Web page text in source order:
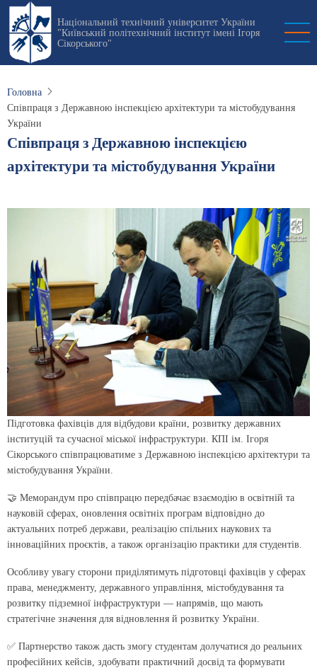
Перейти
основного
вмісту
Національний технічний університет України
"Київський політехнічний інститут імені Ігоря
Сікорського"
Головна
Співпраця з Державною інспекцією архітектури та містобудування
України
Співпраця з Державною інспекцією
архітектури та містобудування України
Підготовка фахівців для відбудови країни, розвитку державних
інституцій та сучасної міської інфраструктури. КПІ ім. Ігоря
Сікорського співпрацюватиме з Державною інспекцією архітектури та
містобудування України.
🤝 Меморандум про співпрацю передбачає взаємодію в освітній та
науковій сферах, оновлення освітніх програм відповідно до
актуальних потреб держави, реалізацію спільних наукових та
інноваційних проєктів, а також організацію практики для студентів.
Особливу увагу сторони приділятимуть підготовці фахівців у сферах
права, менеджменту, державного управління, містобудування та
розвитку підземної інфраструктури — напрямів, що мають
стратегічне значення для відновлення й розвитку України.
✅ Партнерство також дасть змогу студентам долучатися до реальних
професійних кейсів, здобувати практичний досвід та формувати